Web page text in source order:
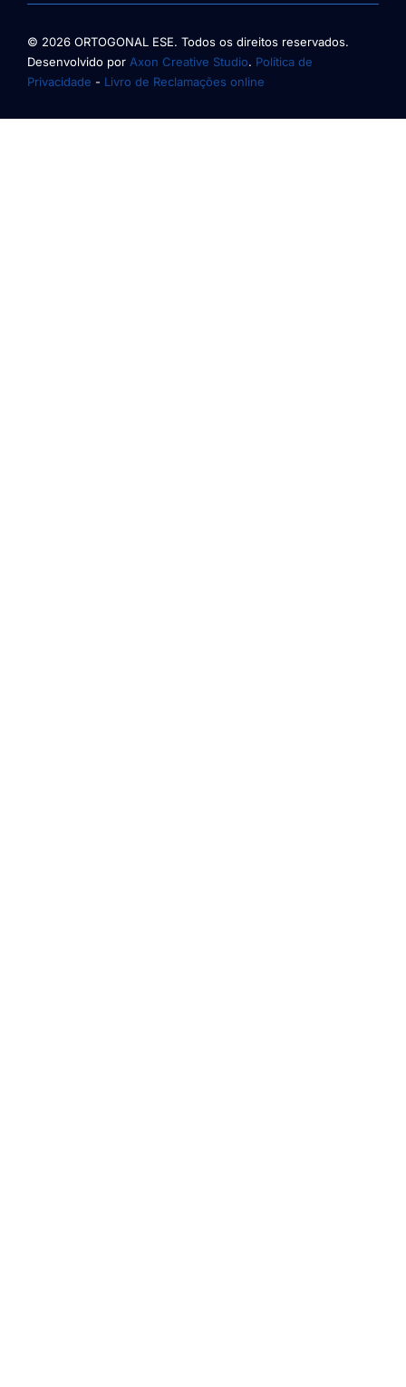
© 2026 ORTOGONAL ESE. Todos os direitos reservados.
Desenvolvido por Axon Creative Studio. Política de
Privacidade - Livro de Reclamações online